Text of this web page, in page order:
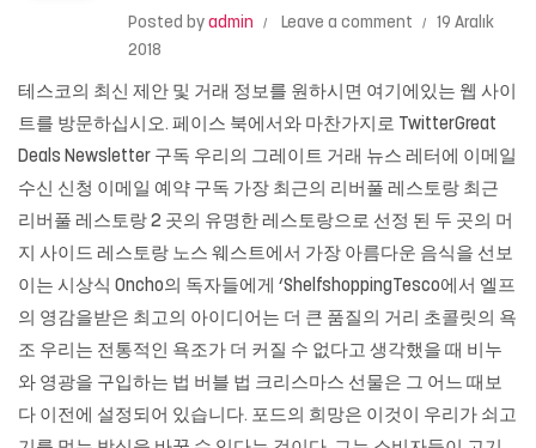
Posted by admin Leave a comment
19 Aralık
2018
테스코의 최신 제안 및 거래 정보를 원하시면 여기에있는 웹 사이
트를 방문하십시오. 페이스 북에서와 마찬가지로 TwitterGreat
Deals Newsletter 구독 우리의 그레이트 거래 뉴스 레터에 이메일
수신 신청 이메일 예약 구독 가장 최근의 리버풀 레스토랑 최근
리버풀 레스토랑 2 곳의 유명한 레스토랑으로 선정 된 두 곳의 머
지 사이드 레스토랑 노스 웨스트에서 가장 아름다운 음식을 선보
이는 시상식 Oncho의 독자들에게 ‘ShelfshoppingTesco에서 엘프
의 영감을받은 최고의 아이디어는 더 큰 품질의 거리 초콜릿의 욕
조 우리는 전통적인 욕조가 더 커질 수 없다고 생각했을 때 비누
와 영광을 구입하는 법 버블 법 크리스마스 선물은 그 어느 때보
다 이전에 설정되어 있습니다. 포드의 희망은 이것이 우리가 쇠고